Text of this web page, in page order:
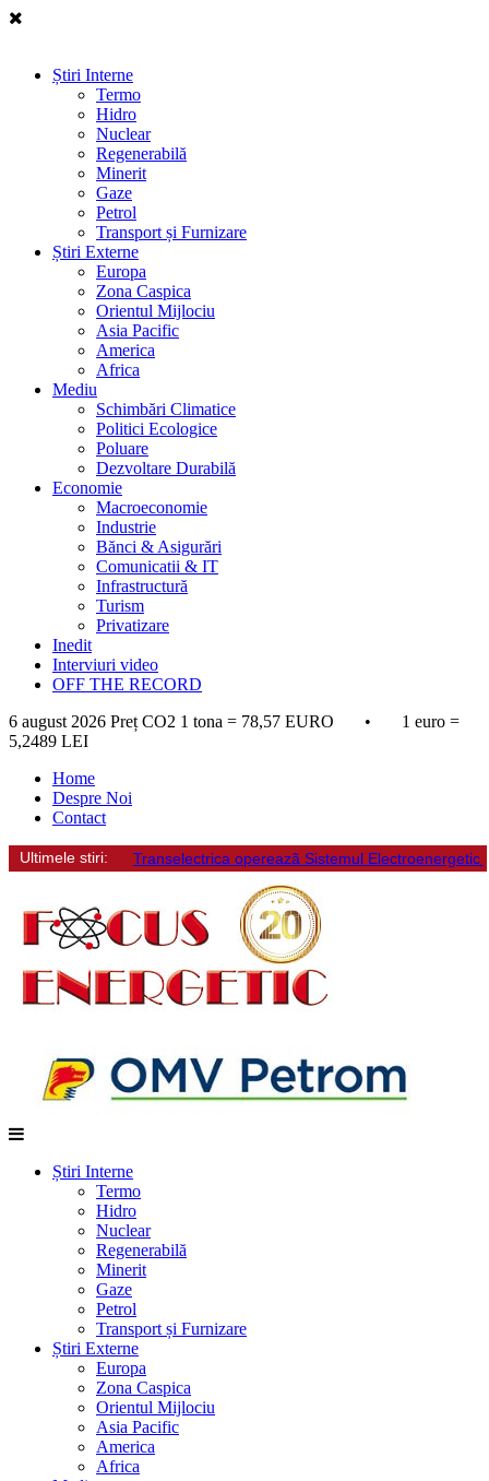
Știri Interne
Termo
Hidro
Nuclear
Regenerabilă
Minerit
Gaze
Petrol
Transport și Furnizare
Știri Externe
Europa
Zona Caspica
Orientul Mijlociu
Asia Pacific
America
Africa
Mediu
Schimbări Climatice
Politici Ecologice
Poluare
Dezvoltare Durabilă
Economie
Macroeconomie
Industrie
Bănci & Asigurări
Comunicatii & IT
Infrastructură
Turism
Privatizare
Inedit
Interviuri video
OFF THE RECORD
6 august 2026 Preț CO2 1 tona = 78,57 EURO • 1 euro =
5,2489 LEI
Home
Despre Noi
Contact
Ultimele stiri: Transelectrica opereazã Sistemul Electroenergetic
Știri Interne
Termo
Hidro
Nuclear
Regenerabilă
Minerit
Gaze
Petrol
Transport și Furnizare
Știri Externe
Europa
Zona Caspica
Orientul Mijlociu
Asia Pacific
America
Africa